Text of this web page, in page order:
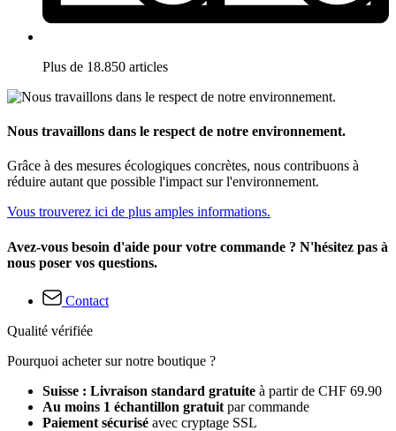
Plus de 18.850 articles
Nous travaillons dans le respect de notre environnement.
Grâce à des mesures écologiques concrètes, nous contribuons à
réduire autant que possible l'impact sur l'environnement.
Vous trouverez ici de plus amples informations.
Avez-vous besoin d'aide pour votre commande ? N'hésitez pas à
nous poser vos questions.
Contact
Qualité vérifiée
Pourquoi acheter sur notre boutique ?
Suisse : Livraison standard gratuite à partir de CHF 69.90
Au moins 1 échantillon gratuit par commande
Paiement sécurisé avec cryptage SSL